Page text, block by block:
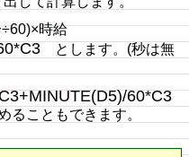
÷60)×時給
とします。(秒は無
60*C3
ることもできます。